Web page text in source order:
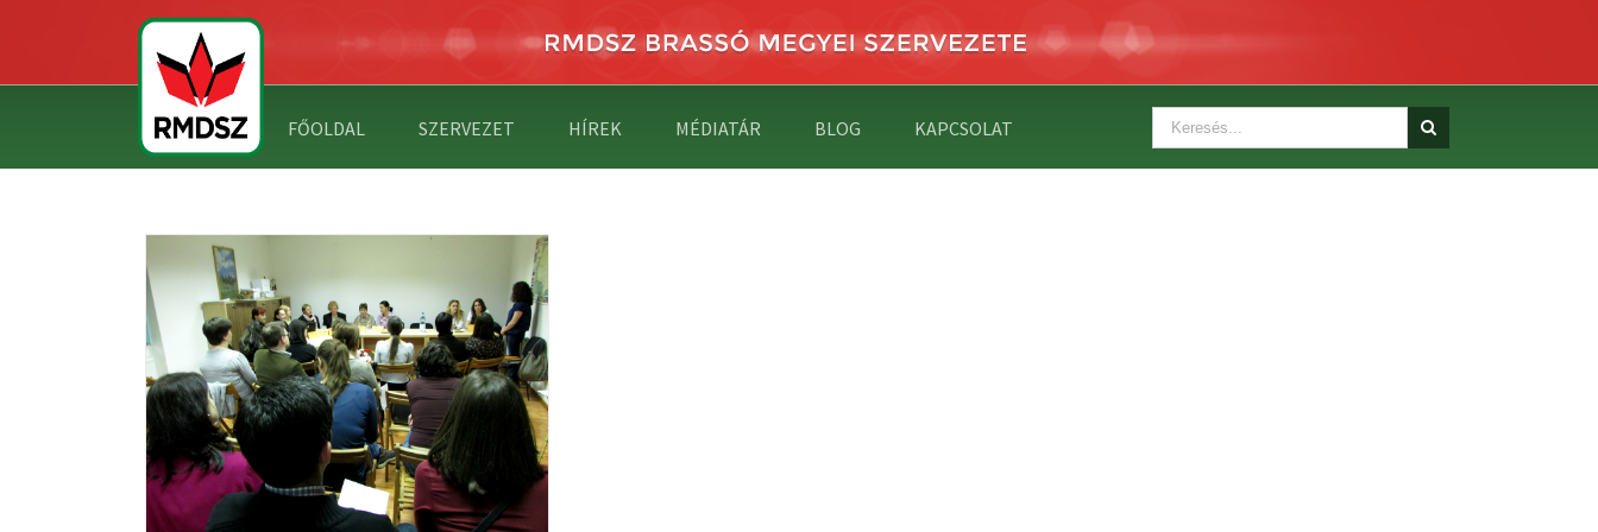
FŐOLDAL SZERVEZET HÍREK MÉDIATÁR BLOG KAPCSOLAT